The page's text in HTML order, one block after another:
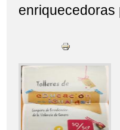
enriquecedoras